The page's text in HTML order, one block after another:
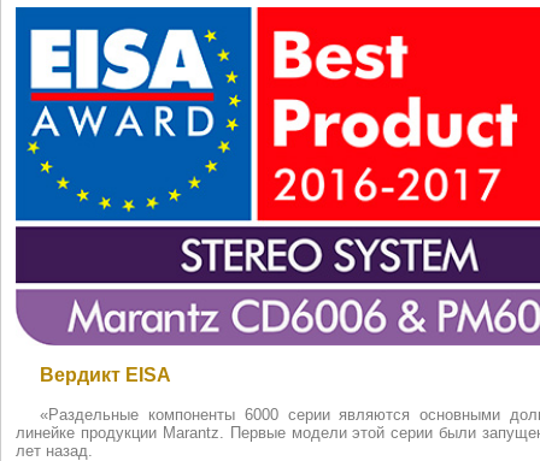
Вердикт EISA
«Раздельные компоненты 6000 серии являются основными
линейке продукции Marantz. Первые модели этой серии были
лет назад.